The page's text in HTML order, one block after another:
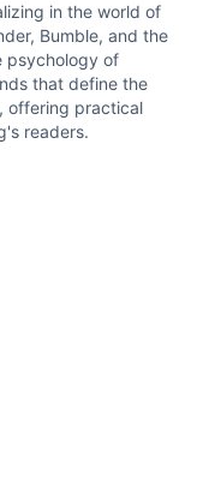
in the world of
Bumble, and the
psychology of
that define the
offering practical
readers.